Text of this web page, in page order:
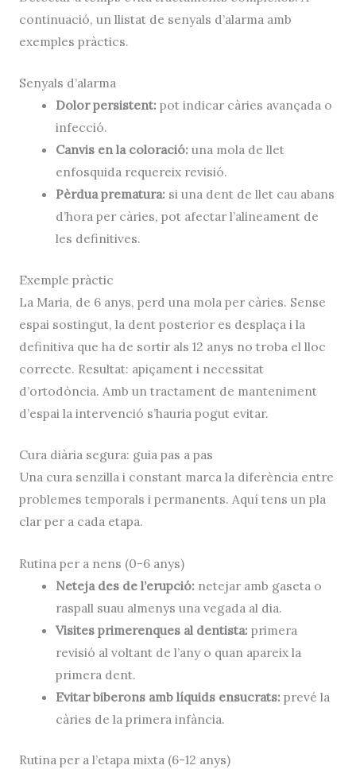
continuació, un llistat de senyals d’alarma amb
exemples pràctics.
Senyals d’alarma
Dolor persistent: pot indicar càries avançada o
infecció.
Canvis en la coloració: una mola de llet
enfosquida requereix revisió.
Pèrdua prematura: si una dent de llet cau abans
d’hora per càries, pot afectar l’alineament de
les definitives.
Exemple pràctic
La Maria, de 6 anys, perd una mola per càries. Sense
espai sostingut, la dent posterior es desplaça i la
definitiva que ha de sortir als 12 anys no troba el lloc
correcte. Resultat: apiçament i necessitat
d’ortodòncia. Amb un tractament de manteniment
d’espai la intervenció s’hauria pogut evitar.
Cura diària segura: guia pas a pas
Una cura senzilla i constant marca la diferència entre
problemes temporals i permanents. Aquí tens un pla
clar per a cada etapa.
Rutina per a nens (0-6 anys)
Neteja des de l’erupció: netejar amb gaseta o
raspall suau almenys una vegada al dia.
Visites primerenques al dentista: primera
revisió al voltant de l’any o quan apareix la
primera dent.
Evitar biberons amb líquids ensucrats: prevé la
càries de la primera infància.
Rutina per a l’etapa mixta (6-12 anys)